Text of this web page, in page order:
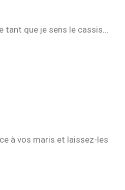
tant que je sens le cassis…
à vos maris et laissez-les